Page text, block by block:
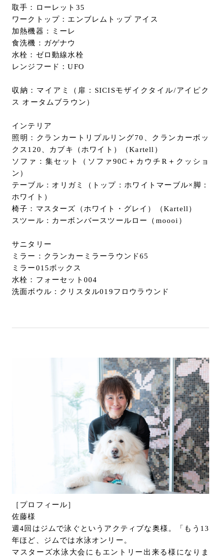
取手：ローレット35
ワークトップ：エンブレムトップ アイス
加熱機器：ミーレ
食洗機：ガゲナウ
水栓：ゼロ動線水栓
レンジフード：UFO
収納：マイアミ（扉：SICISモザイクタイル/アイピク
ス オータムブラウン）
インテリア
照明：クランカートリプルリング70、クランカーボッ
クス120、カブキ（ホワイト）（Kartell）
ソファ：集セット（ソファ90C＋カウチR＋クッショ
ン）
テーブル：オリガミ（トップ：ホワイトマーブル×脚：
ホワイト）
椅子：マスターズ（ホワイト・グレイ）（Kartell）
スツール：カーボンバースツールロー（moooi）
サニタリー
ミラー：クランカーミラーラウンド65
ミラー015ボックス
水栓：フォーセット004
洗面ボウル：クリスタル019フロウラウンド
［プロフィール］
佐藤様
週4回はジムで泳ぐというアクティブな奥様。「もう13
年ほど、ジムでは⽔泳オンリー。
マスターズ水泳大会にもエントリー出来る様になりま